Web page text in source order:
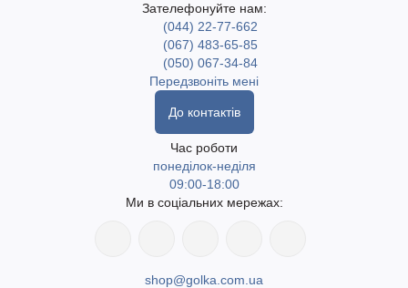
Зателефонуйте нам:
(044) 22-77-662
(067) 483-65-85
(050) 067-34-84
Передзвоніть мені
До контактів
Час роботи
понеділок-неділя
09:00-18:00
Ми в соціальних мережах:
shop@golka.com.ua